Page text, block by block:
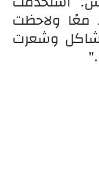
معًا ولاحظت
وشعرت